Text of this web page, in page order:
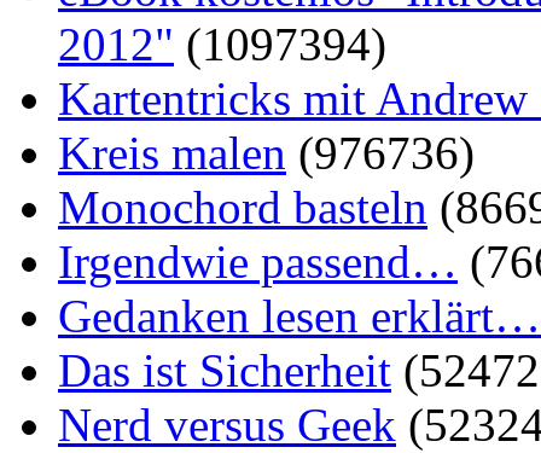
2012" (1097394)
Kartentricks mit
Kreis malen (976736)
Monochord basteln
Irgendwie passend…
Gedanken lesen erklärt…
Das ist Sicherheit
Nerd versus Geek